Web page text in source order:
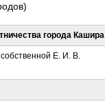
города Кашира
Е. И. В.